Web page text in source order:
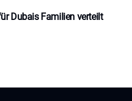
Dubais Familien verteilt